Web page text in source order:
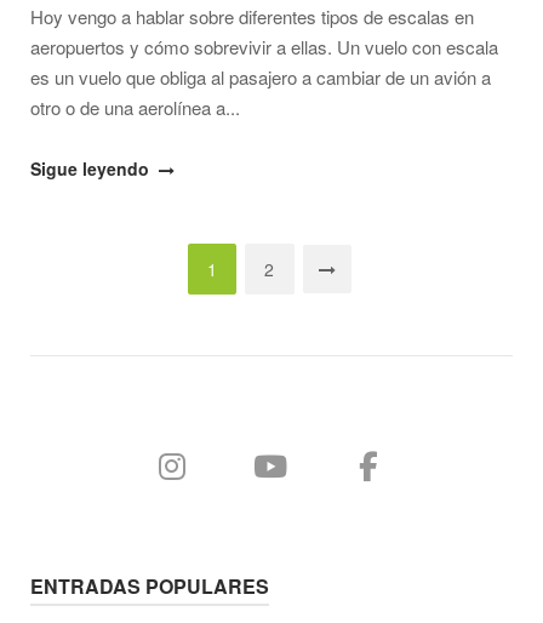
Hoy vengo a hablar sobre diferentes tipos de escalas en
aeropuertos y cómo sobrevivir a ellas. Un vuelo con escala
es un vuelo que obliga al pasajero a cambiar de un avión a
otro o de una aerolínea a...
"Tipos
cómo
Sigue leyendo
entradas
1 2
ENTRADAS POPULARES